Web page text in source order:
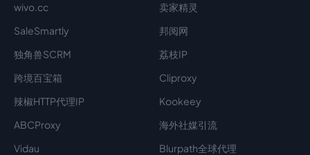
wivo.cc
卖家精灵
SaleSmartly
邦阅网
独角兽SCRM
荔枝IP
跨境百宝箱
Cliproxy
辣椒HTTP代理IP
Kookeey
ABCProxy
海外社媒引流
Vidau
Blurpath全球代理